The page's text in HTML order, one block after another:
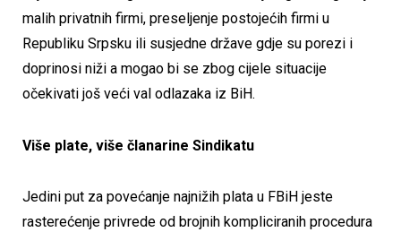
malih privatnih firmi, preseljenje postojećih firmi u
Republiku Srpsku ili susjedne države gdje su porezi i
doprinosi niži a mogao bi se zbog cijele situacije
očekivati još veći val odlazaka iz BiH.
Više plate, više članarine Sindikatu
Jedini put za povećanje najnižih plata u FBiH jeste
rasterećenje privrede od brojnih kompliciranih procedura